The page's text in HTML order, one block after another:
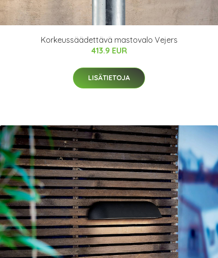
Korkeussäädettävä mastovalo Vejers
413.9 EUR
LISÄTIETOJA